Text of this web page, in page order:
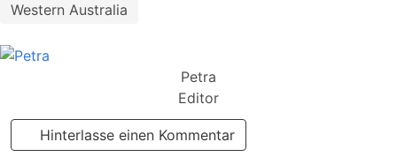
Western Australia
Petra
Editor
Hinterlasse einen Kommentar